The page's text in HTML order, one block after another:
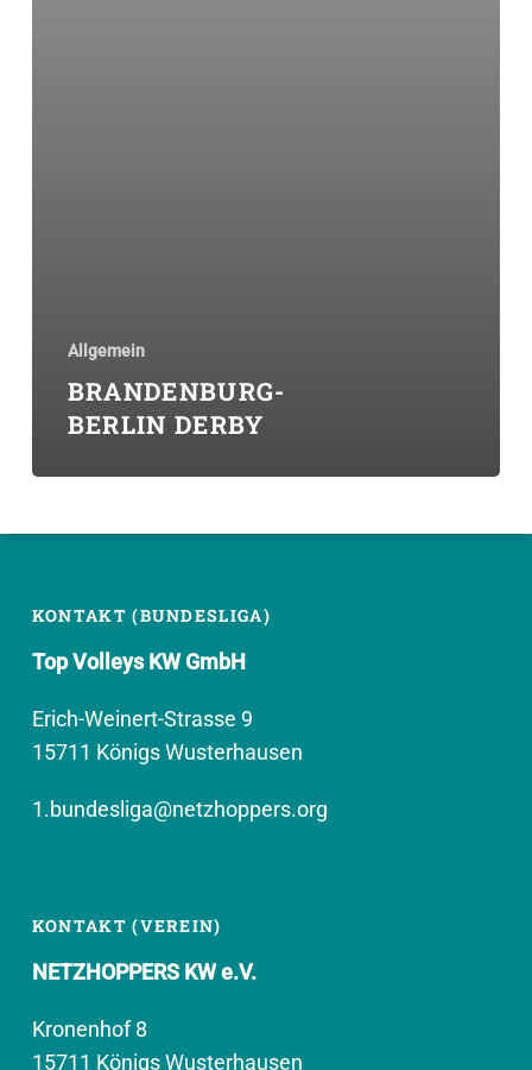
Allgemein
BRANDENBURG-
BERLIN DERBY
KONTAKT (BUNDESLIGA)
Top Volleys KW GmbH
Erich-Weinert-Strasse 9
15711 Königs Wusterhausen
1.bundesliga@netzhoppers.org
KONTAKT (VEREIN)
NETZHOPPERS KW e.V.
Kronenhof 8
15711 Königs Wusterhausen